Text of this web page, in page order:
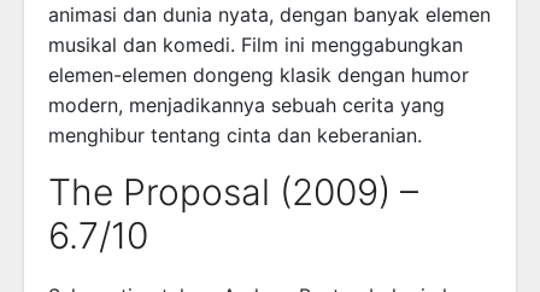
animasi dan dunia nyata, dengan banyak elemen
musikal dan komedi. Film ini menggabungkan
elemen-elemen dongeng klasik dengan humor
modern, menjadikannya sebuah cerita yang
menghibur tentang cinta dan keberanian.
The Proposal (2009) –
6.7/10